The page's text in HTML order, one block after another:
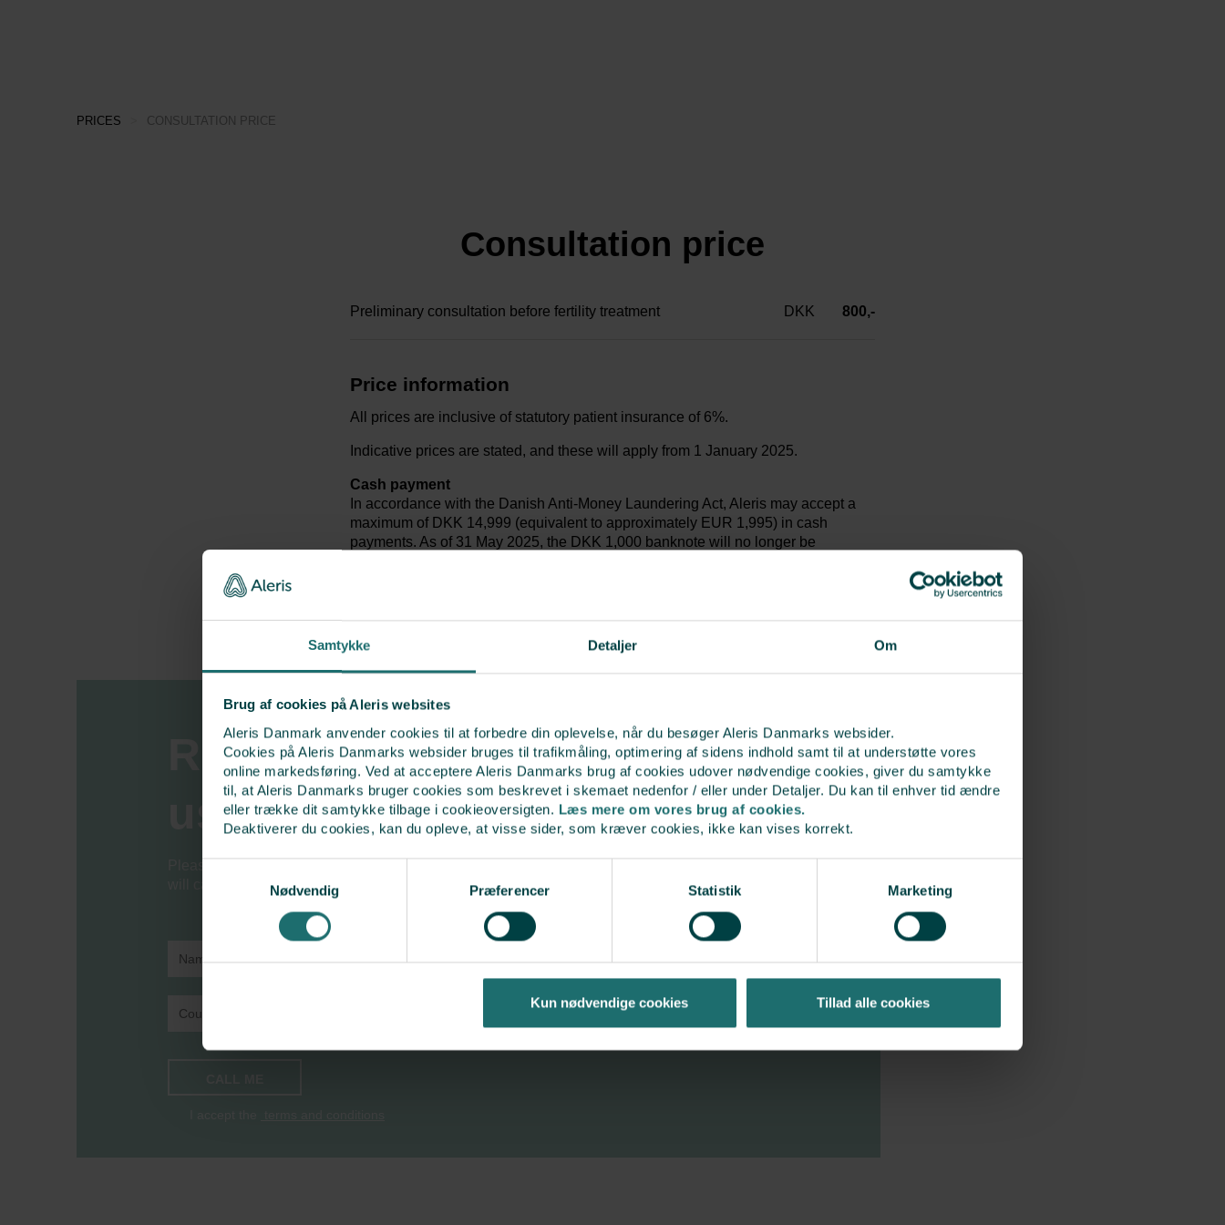
Samtykke Detaljer Om
Brug af cookies på Aleris websites
Aleris Danmark anvender cookies til at forbedre din oplevelse, når du besøger Aleris Danmarks websider.
Cookies på Aleris Danmarks websider bruges til trafikmåling, optimering af sidens indhold samt til at understøtte vores
online markedsføring. Ved at acceptere Aleris Danmarks brug af cookies udover nødvendige cookies, giver du samtykke
til, at Aleris Danmarks bruger cookies som beskrevet i skemaet nedenfor / eller under Detaljer. Du kan til enhver tid ændre
eller trække dit samtykke tilbage i cookieoversigten. Læs mere om vores brug af cookies.
Deaktiverer du cookies, kan du opleve, at visse sider, som kræver cookies, ikke kan vises korrekt.
Nødvendig
Præferencer Statistik Marketing
Kun nødvendige cookies Tillad alle cookies
PRICES CONSULTATION PRICE
Consultation price
Preliminary consultation before fertility treatment DKK 800,-
Price information
All prices are inclusive of statutory patient insurance of 6%.
Indicative prices are stated, and these will apply from 1 January 2025.
Cash payment
In accordance with the Danish Anti-Money Laundering Act, Aleris may accept a
maximum of DKK 14,999 (equivalent to approximately EUR 1,995) in cash
payments. As of 31 May 2025, the DKK 1,000 banknote will no longer be
Request a call from